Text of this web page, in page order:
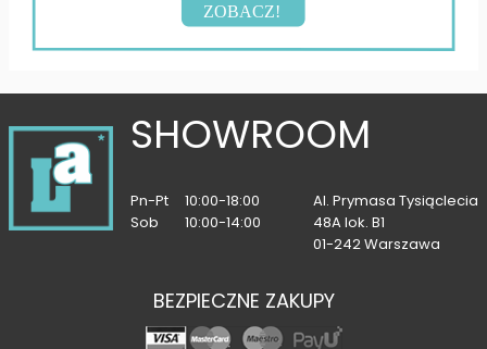
ZOBACZ!
SHOWROOM
Pn-Pt
10:00-18:00
Sob
10:00-14:00
Al. Prymasa Tysiąclecia
48A lok. B1
01-242 Warszawa
BEZPIECZNE ZAKUPY